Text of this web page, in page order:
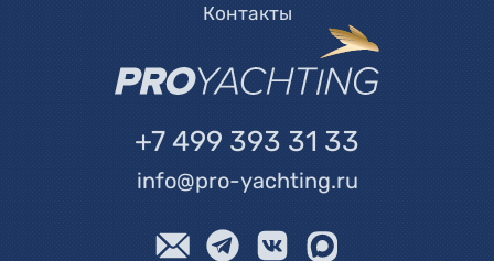
Контакты
+7 499 393 31 33
info@pro-yachting.ru